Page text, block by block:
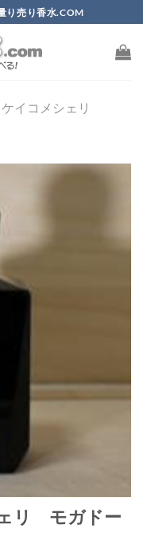
り売り香水.COM
ケイコメシェリ
ェリ モガドー